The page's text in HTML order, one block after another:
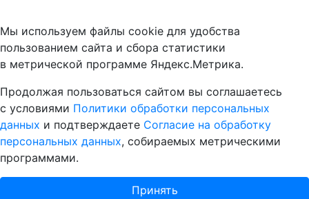
Мы используем файлы cookie для удобства
пользованием сайта и сбора статистики
в метрической программе Яндекс.Метрика.
Продолжая пользоваться сайтом вы соглашаетесь
с условиями Политики обработки персональных
данных и подтверждаете Согласие на обработку
персональных данных, собираемых метрическими
программами.
Принять